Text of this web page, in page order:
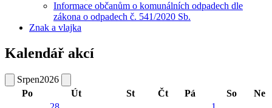
Informace občanům o komunálních odpadech dle
zákona o odpadech č. 541/2020 Sb.
Znak a vlajka
Kalendář akcí
Srpen2026
Po
Út St Čt Pá So
Ne